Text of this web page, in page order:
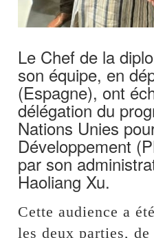
Le Chef de la
son équipe, en
(Espagne), ont
délégation du
Nations Unies
Développement
par son
Haoliang Xu.
Cette audience a
les deux parties,